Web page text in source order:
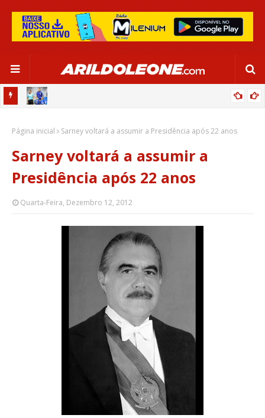
SALVADOR
Página inicial Sarney voltará a assumir a Presidência após 22 anos
Sarney voltará a assumir a
Presidência após 22 anos
Quarta-Feira, Dezembro 12, 2012